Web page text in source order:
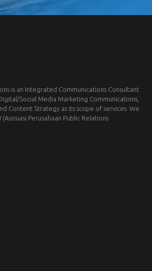
is an Integrated Communications Consultant
Social Media Marketing Communications,
Content Strategy as its scope of services. We
(Asosiasi Perusahaan Public Relations